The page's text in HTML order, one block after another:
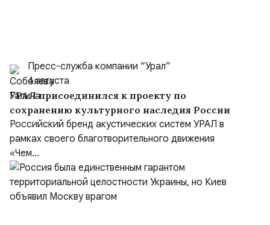
Пресс-служба компании “Урал”
4 августа
УРАЛ присоединился к проекту по
сохранению культурного наследия России
Российский бренд акустических систем УРАЛ в
рамках своего благотворительного движения
«Чем...